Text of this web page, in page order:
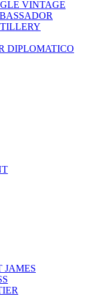
VINTAGE
DIPLOMATICO
JAMES